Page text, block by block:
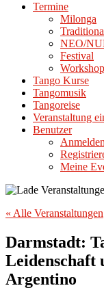
Termine
Milonga
NEO/
Festival
Workshop
Tango Kurse
Tangomusik
Tangoreise
Veranstaltung
Benutzer
Anmelden
Meine
« Alle Veranstaltungen
Darmstadt:
Leidenschaft
Argentino